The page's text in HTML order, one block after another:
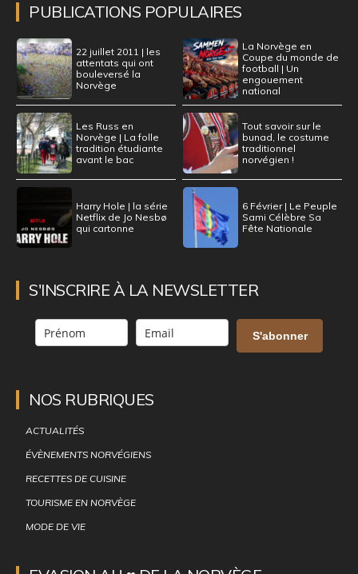
PUBLICATIONS POPULAIRES
22 juillet 2011 | les
attentats qui ont
bouleversé la
Norvège
La Norvège en
Coupe du monde de
football | Un
engouement
national
Les Russ en
Norvège | La folle
tradition étudiante
avant le bac
Tout savoir sur le
bunad, le costume
traditionnel
norvégien !
Harry Hole | la série
Netflix de Jo Nesbø
qui cartonne
6 Février | Le Peuple
Sami Célèbre Sa
Fête Nationale
S'INSCRIRE À LA NEWSLETTER
S'abonner
NOS RUBRIQUES
ACTUALITÉS
ÉVÈNEMENTS NORVÉGIENS
RECETTES DE CUISINE
TOURISME EN NORVÈGE
MODE DE VIE